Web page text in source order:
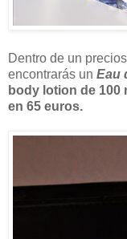
Dentro de un
encontrarás un Eau
body lotion de 100
en 65 euros.